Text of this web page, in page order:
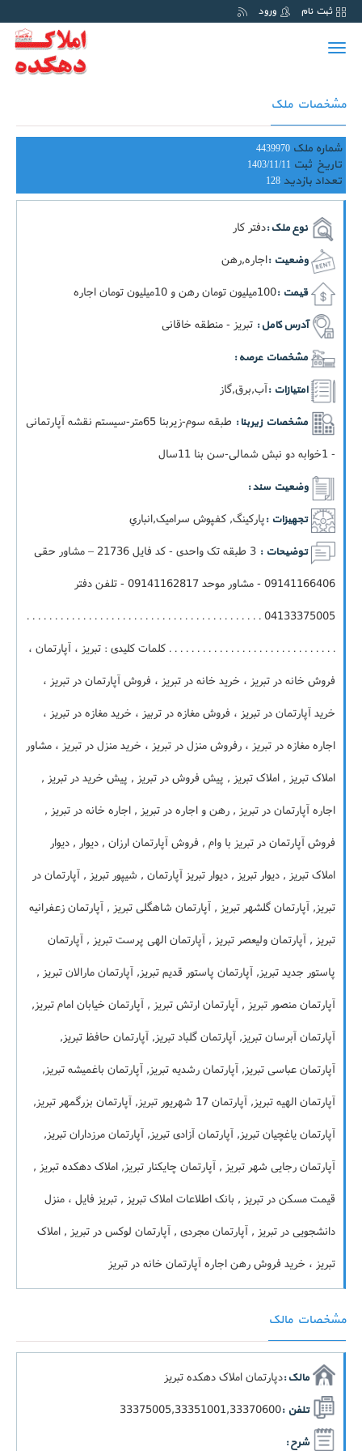
ثبت نام ورود
Toggle
مشخصات ملک
شماره ملک 4439970
تاریخ ثبت 1403/11/11
تعداد بازدید 128
نوع ملک :دفتر کار
وضعیت :اجاره,رهن
قیمت :100ميليون تومان رهن و 10ميليون تومان اجاره
آدرس کامل : تبریز - منطقه خاقانی
مشخصات عرصه :
امتیازات :آب,برق,گاز
مشخصات زیربنا :
طبقه سوم-زيربنا 65متر-سيستم نقشه آپارتمانی
- 1خوابه دو نبش شمالی-سن بنا 11سال
وضعیت سند :
تجهیزات :پارکینگ, کفپوش سرامیک,انباري
توضیحات :
3 طبقه تک واحدی - کد فایل 21736 – مشاور حقی
09141166406 - مشاور موحد 09141162817 - تلفن دفتر
04133375005 . . . . . . . . . . . . . . . . . . . . . . . . . . . . . . . . . . . . . . . . . .
. . . . . . . . . . . . . . . . . . . . . . . . . . . . . . کلمات کلیدی : تبریز ، آپارتمان ،
فروش خانه در تبریز ، خرید خانه در تبریز ، فروش آپارتمان در تبریز ،
خرید آپارتمان در تبریز ، فروش مغازه در تربیز ، خرید مغازه در تبریز ،
اجاره مغازه در تبریز ، رفروش منزل در تبریز ، خرید منزل در تبریز ، مشاور
املاک تبریز , املاک تبریز , پیش فروش در تبریز , پیش خرید در تبریز ,
اجاره آپارتمان در تبریز , رهن و اجاره در تبریز , اجاره خانه در تبریز ,
فروش آپارتمان در تبریز با وام , فروش آپارتمان ارزان , دیوار , دیوار
املاک تبریز , دیوار تبریز , دیوار تبریز آپارتمان , شیپور تبریز , آپارتمان در
تبریز, آپارتمان گلشهر تبریز , آپارتمان شاهگلی تبریز , آپارتمان زعفرانیه
تبریز , آپارتمان ولیعصر تبریز , آپارتمان الهی پرست تبریز , آپارتمان
پاستور جدید تبریز, آپارتمان پاستور قدیم تبریز, آپارتمان مارالان تبریز ,
آپارتمان منصور تبریز , آپارتمان ارتش تبریز , آپارتمان خیابان امام تبریز,
آپارتمان آبرسان تبریز, آپارتمان گلباد تبریز, آپارتمان حافظ تبریز,
آپارتمان عباسی تبریز, آپارتمان رشدیه تبریز, آپارتمان باغمیشه تبریز,
آپارتمان الهیه تبریز, آپارتمان 17 شهریور تبریز, آپارتمان بزرگمهر تبریز,
آپارتمان یاغچیان تبریز, آپارتمان آزادی تبریز, آپارتمان مرزداران تبریز,
آپارتمان رجایی شهر تبریز , آپارتمان چایکنار تبریز, املاک دهکده تبریز ,
قیمت مسکن در تبریز , بانک اطلاعات املاک تبریز , تبریز فایل ، منزل
دانشجویی در تبریز , آپارتمان مجردی , آپارتمان لوکس در تبریز , املاک
تبریز ، خرید فروش رهن اجاره آپارتمان خانه در تبریز
مشخصات مالک
مالک :دپارتمان املاک دهکده تبریز
تلفن :33375005,33351001,33370600
شرح :